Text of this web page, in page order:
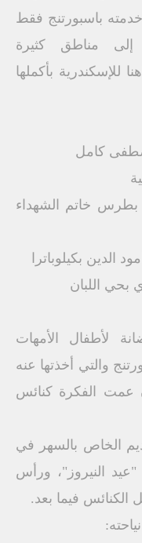
باسبورتنج فقط
إلى مناطق كثيرة
للإسكندرية بأكملها
كامل
بطرس خاتم الشهداء
الدين بكيلوباترا
بحي اللبان
لأطفال الأمهات
والتي أخذتها عنه
عمت الفكرة كنائس
الخاص بالسهر في
"عيد النيروز"، ورأس
الكنائس فيما بعد.